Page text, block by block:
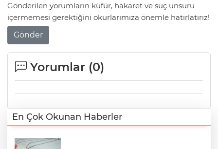
Gönderilen yorumların küfür, hakaret ve suç unsuru
içermemesi gerektiğini okurlarımıza önemle hatırlatırız!
Gönder
Yorumlar (0)
En Çok Okunan Haberler